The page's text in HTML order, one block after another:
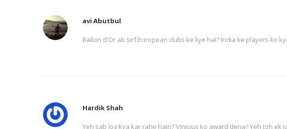
avi Abutbul
Ballon d'Or ab sirf European clubs ke liye hai? India ke players ko
Hardik Shah
Yeh sab log kya kar rahe hain? Vinicius ko award dena? Yeh toh